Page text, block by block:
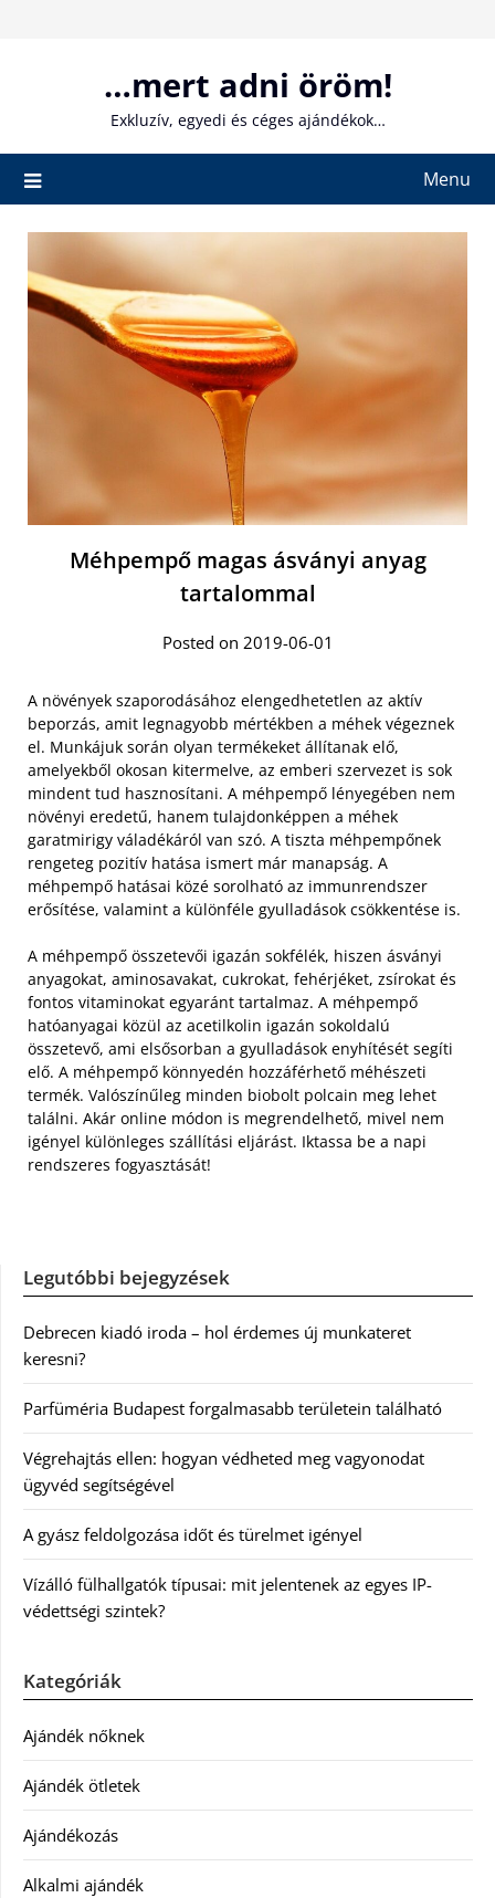
…mert adni öröm!
Exkluzív, egyedi és céges ajándékok…
Menu
Méhpempő magas ásványi anyag
tartalommal
Posted on 2019-06-01
A növények szaporodásához elengedhetetlen az aktív
beporzás, amit legnagyobb mértékben a méhek végeznek
el. Munkájuk során olyan termékeket állítanak elő,
amelyekből okosan kitermelve, az emberi szervezet is sok
mindent tud hasznosítani. A méhpempő lényegében nem
növényi eredetű, hanem tulajdonképpen a méhek
garatmirigy váladékáról van szó. A tiszta méhpempőnek
rengeteg pozitív hatása ismert már manapság. A
méhpempő hatásai közé sorolható az immunrendszer
erősítése, valamint a különféle gyulladások csökkentése is.
A méhpempő összetevői igazán sokfélék, hiszen ásványi
anyagokat, aminosavakat, cukrokat, fehérjéket, zsírokat és
fontos vitaminokat egyaránt tartalmaz. A méhpempő
hatóanyagai közül az acetilkolin igazán sokoldalú
összetevő, ami elsősorban a gyulladások enyhítését segíti
elő. A méhpempő könnyedén hozzáférhető méhészeti
termék. Valószínűleg minden biobolt polcain meg lehet
találni. Akár online módon is megrendelhető, mivel nem
igényel különleges szállítási eljárást. Iktassa be a napi
rendszeres fogyasztását!
Legutóbbi bejegyzések
Debrecen kiadó iroda – hol érdemes új munkateret
keresni?
Parfüméria Budapest forgalmasabb területein található
Végrehajtás ellen: hogyan védheted meg vagyonodat
ügyvéd segítségével
A gyász feldolgozása időt és türelmet igényel
Vízálló fülhallgatók típusai: mit jelentenek az egyes IP-
védettségi szintek?
Kategóriák
Ajándék nőknek
Ajándék ötletek
Ajándékozás
Alkalmi ajándék